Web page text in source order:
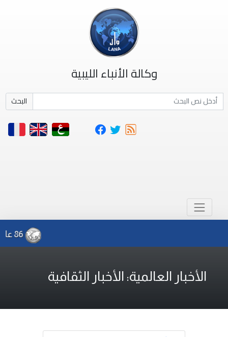
وكالة الأنباء الليبية
البحث
86 عاماً على تأسيس نواة الجيش الليبي ومسيرة متواصلة لبناء المؤسسة العسكرية
الأخبار العالمية: الأخبار الثقافية